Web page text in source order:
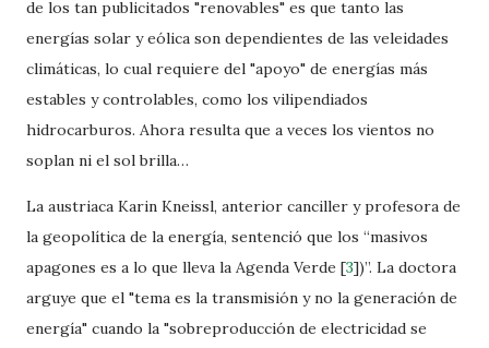
de los tan publicitados "renovables" es que tanto las
energías solar y eólica son dependientes de las veleidades
climáticas, lo cual requiere del "apoyo" de energías más
estables y controlables, como los vilipendiados
hidrocarburos. Ahora resulta que a veces los vientos no
soplan ni el sol brilla…
La austriaca Karin Kneissl, anterior canciller y profesora de
la geopolítica de la energía, sentenció que los “masivos
apagones es a lo que lleva la Agenda Verde [3])”. La doctora
arguye que el "tema es la transmisión y no la generación de
energía" cuando la "sobreproducción de electricidad se